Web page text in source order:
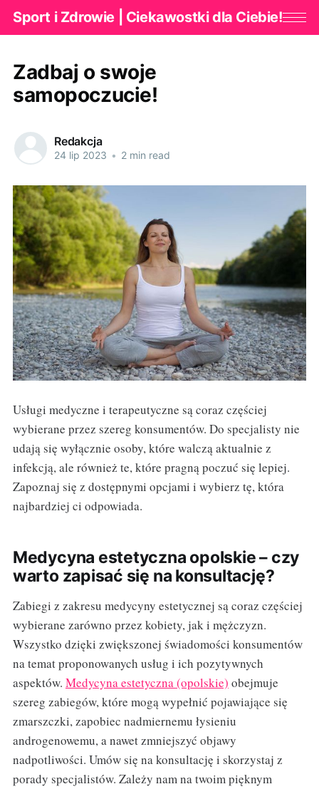
Sport i Zdrowie | Ciekawostki dla Ciebie!
Zadbaj o swoje
samopoczucie!
Redakcja
24 lip 2023 • 2 min read
Usługi medyczne i terapeutyczne są coraz częściej
wybierane przez szereg konsumentów. Do specjalisty nie
udają się wyłącznie osoby, które walczą aktualnie z
infekcją, ale również te, które pragną poczuć się lepiej.
Zapoznaj się z dostępnymi opcjami i wybierz tę, która
najbardziej ci odpowiada.
Medycyna estetyczna opolskie – czy
warto zapisać się na konsultację?
Zabiegi z zakresu medycyny estetycznej są coraz częściej
wybierane zarówno przez kobiety, jak i mężczyzn.
Wszystko dzięki zwiększonej świadomości konsumentów
na temat proponowanych usług i ich pozytywnych
aspektów. Medycyna estetyczna (opolskie) obejmuje
szereg zabiegów, które mogą wypełnić pojawiające się
zmarszczki, zapobiec nadmiernemu łysieniu
androgenowemu, a nawet zmniejszyć objawy
nadpotliwości. Umów się na konsultację i skorzystaj z
porady specjalistów. Zależy nam na twoim pięknym